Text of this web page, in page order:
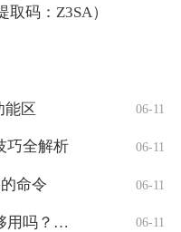
码：Z3SA）
能区 06-11
巧全解析 06-11
命令 06-11
WPS个人免费版功能全解析：够用吗？适合 06-11